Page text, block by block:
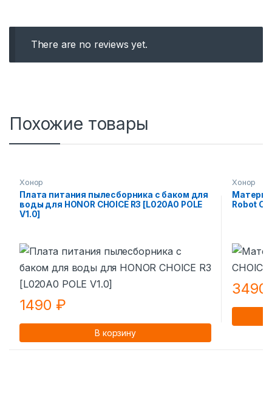
There are no reviews yet.
Похожие товары
Хонор
Плата питания пылесборника с баком для
воды для HONOR CHOICE R3 [L020A0 POLE
V1.0]
1490₽
В корзину
Хонор
Robot
3490